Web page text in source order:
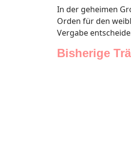
In der geheimen
Orden für den
Vergabe
Bisherige